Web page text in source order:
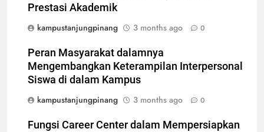
Prestasi Akademik
kampustanjungpinang
3 months ago 0
Peran Masyarakat dalamnya
Mengembangkan Keterampilan Interpersonal
Siswa di dalam Kampus
kampustanjungpinang
3 months ago 0
Fungsi Career Center dalam Mempersiapkan